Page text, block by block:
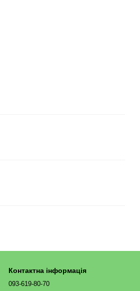
Контактна інформація
093-619-80-70